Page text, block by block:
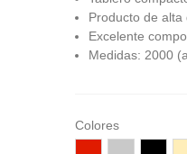
Producto de
Excelente
Medidas: 2000
Colores